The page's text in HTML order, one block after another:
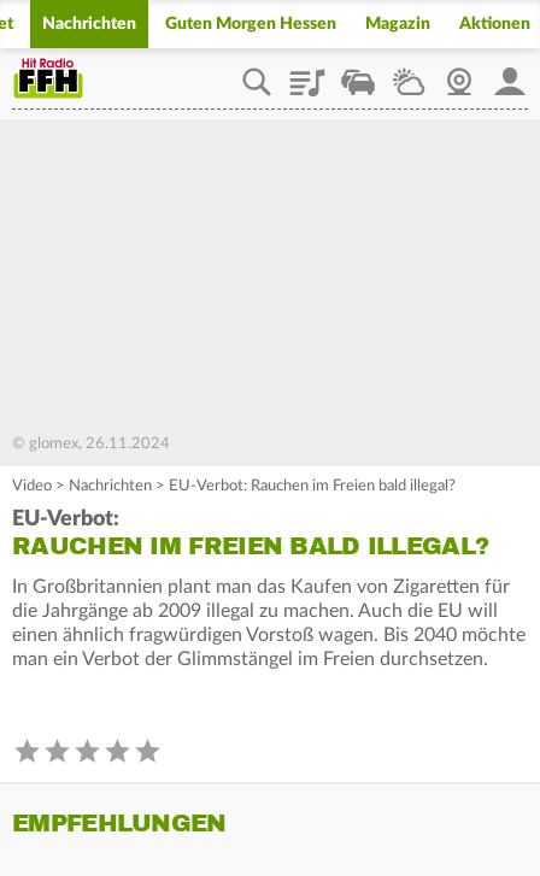
Nachrichten Guten Morgen Hessen Magazin Aktionen
PlaylistStaupilotWetterWebcam
© glomex, 26.11.2024
Video > Nachrichten > EU-Verbot: Rauchen im Freien bald illegal?
EU-Verbot:
RAUCHEN IM FREIEN BALD ILLEGAL?
In Großbritannien plant man das Kaufen von Zigaretten für
die Jahrgänge ab 2009 illegal zu machen. Auch die EU will
einen ähnlich fragwürdigen Vorstoß wagen. Bis 2040 möchte
man ein Verbot der Glimmstängel im Freien durchsetzen.
EMPFEHLUNGEN